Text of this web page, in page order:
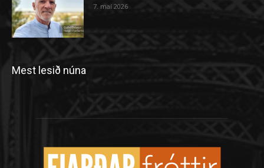
7. maí 2026
Mest lesið núna